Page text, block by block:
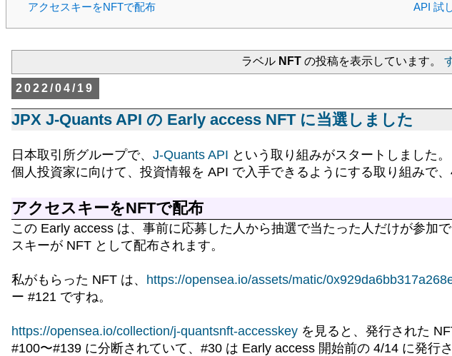
アクセスキーをNFTで配布
API 試
ラベル NFT の投稿を表示しています。
2022/04/19
JPX J-Quants API の Early access NFT に当選しました
日本取引所グループで、 J-Quants API という取り組みがスタートしました。
個人投資家に向けて、投資情報を API で入手できるようにする取り組みで
アクセスキーをNFTで配布
この Early access は、事前に応募した人から抽選で当たった人だけが参加
スキーが NFT として配布されます。
私がもらった NFT は、 https://opensea.io/assets/matic/
ー #121 ですね。
https://opensea.io/collection/j-quantsnft-accesskey を見ると、発行された
#100〜#139 に分断されていて、#30 は Early access 開始前の 4/14 に発行